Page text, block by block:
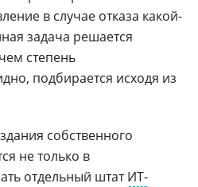
в случае отказа какой-
задача решается
степень
подбирается исходя из
собственного
не только в
отдельный штатИТ-